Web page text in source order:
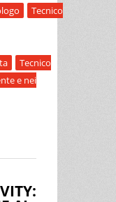
Tecnico
Tecnico
e nei
DEL LATTE :
ATTIVITÀ AZIENDALI
SICUREZZA